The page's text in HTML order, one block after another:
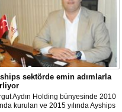
sektörde emin adımlarla
Aydın Holding bünyesinde 2010
kurulan ve 2015 yılında Ayships